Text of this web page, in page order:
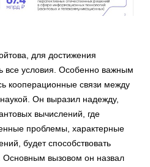
для достижения
все условия. Особенно важным
кооперационные связи между
Он выразил надежду,
вычислений, где
проблемы, характерные
будет способствовать
вызовом он назвал